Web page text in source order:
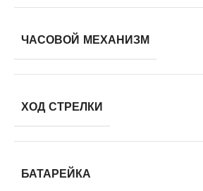
ЧАСОВОЙ МЕХАНИЗМ
ХОД СТРЕЛКИ
БАТАРЕЙКА